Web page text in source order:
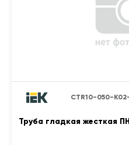
CTR10-050-
Труба гладкая жесткая